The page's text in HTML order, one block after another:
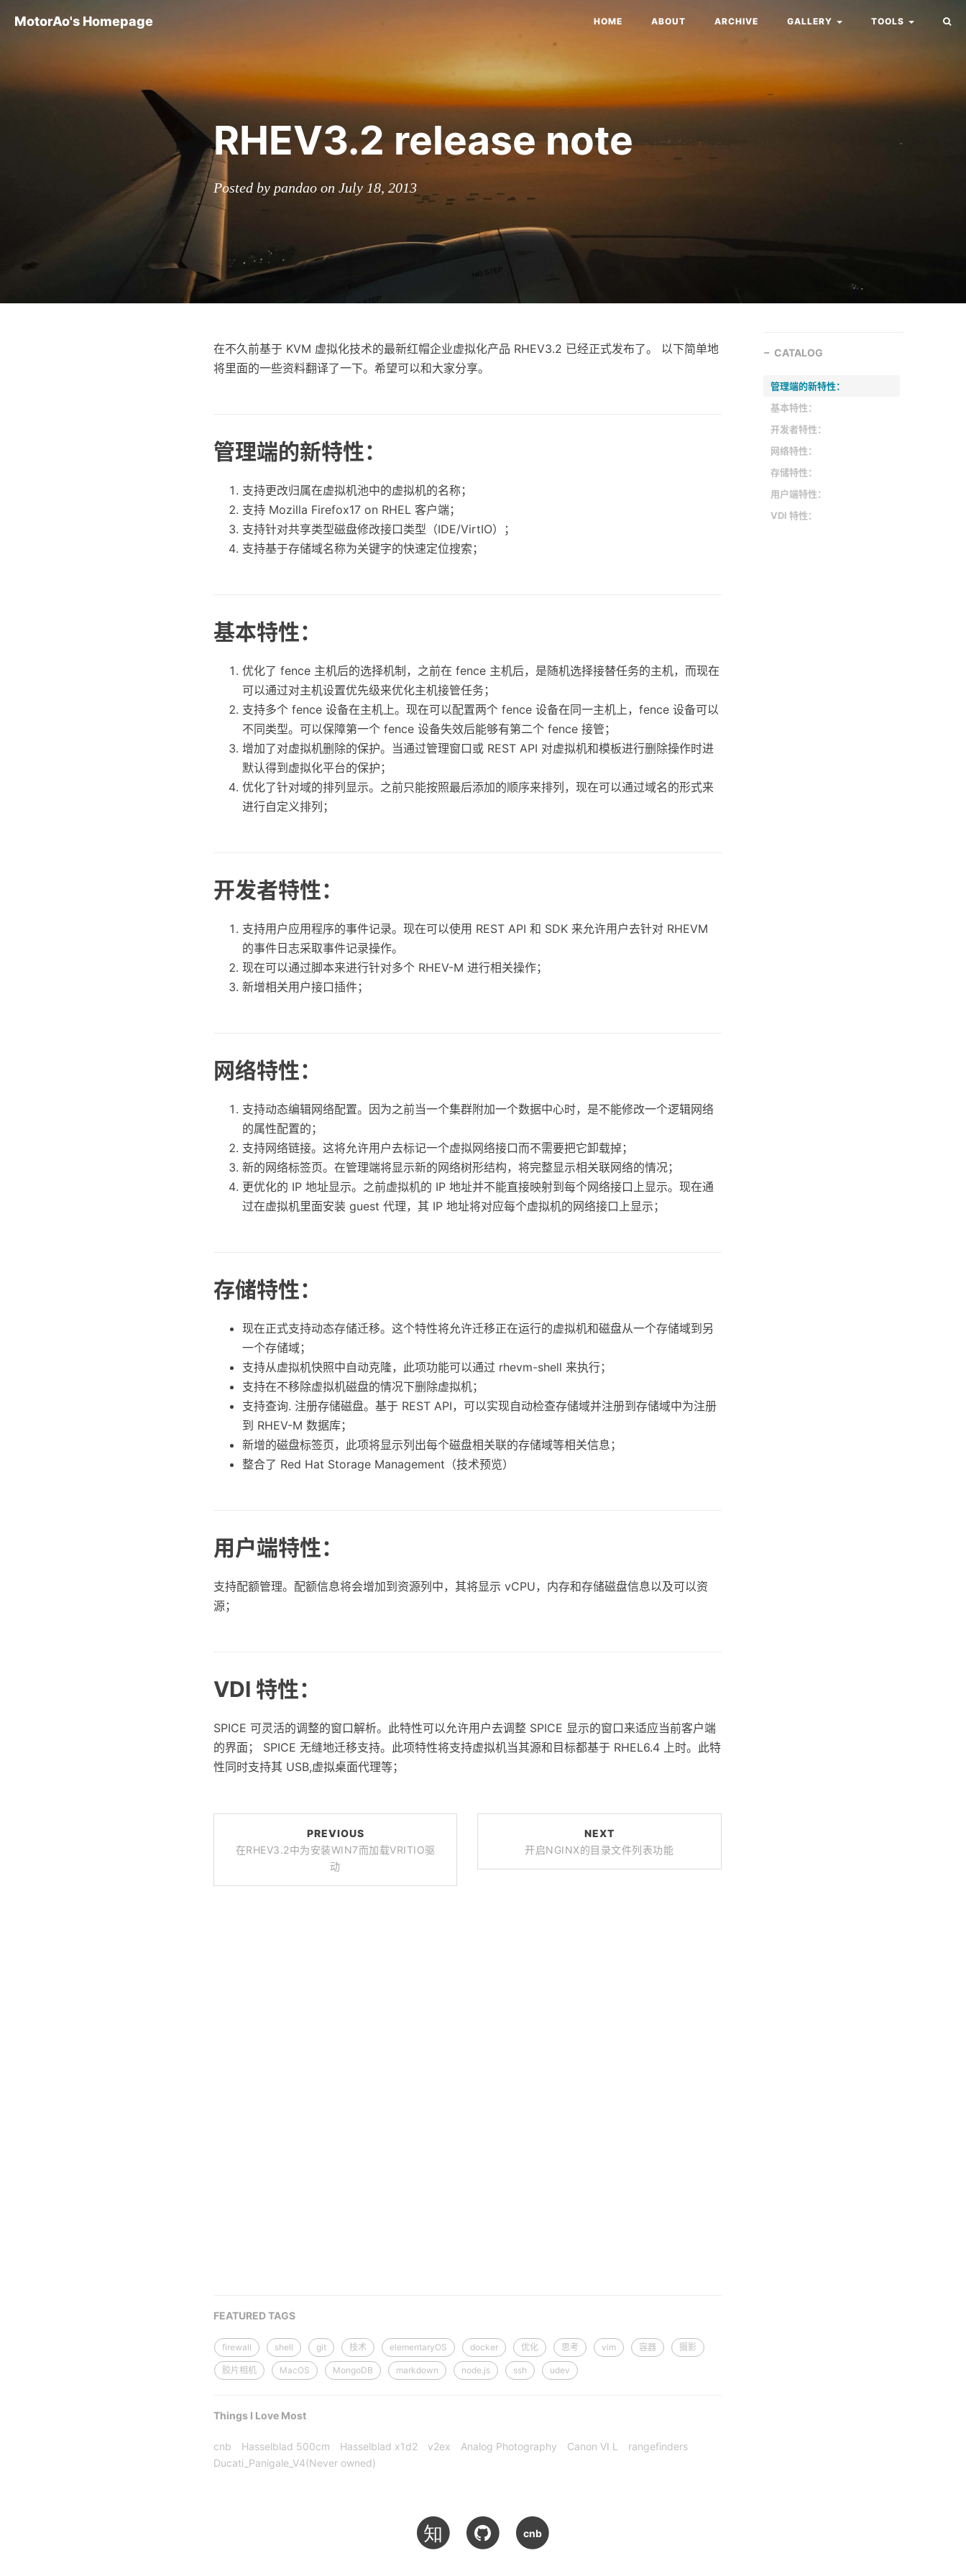
MotorAo's Homepage HOME ABOUT ARCHIVE GALLERY TOOLS
RHEV3.2 release note
Posted by pandao on July 18, 2013
在不久前基于 KVM 虚拟化技术的最新红帽企业虚拟化产品 RHEV3.2 已经正式发布了。 以下简单地
将里面的一些资料翻译了一下。希望可以和大家分享。
管理端的新特性：
支持更改归属在虚拟机池中的虚拟机的名称；
支持 Mozilla Firefox17 on RHEL 客户端；
支持针对共享类型磁盘修改接口类型（IDE/VirtIO）；
支持基于存储域名称为关键字的快速定位搜索；
基本特性：
优化了 fence 主机后的选择机制，之前在 fence 主机后，是随机选择接替任务的主机，而现在
可以通过对主机设置优先级来优化主机接管任务；
支持多个 fence 设备在主机上。现在可以配置两个 fence 设备在同一主机上，fence 设备可以
不同类型。可以保障第一个 fence 设备失效后能够有第二个 fence 接管；
增加了对虚拟机删除的保护。当通过管理窗口或 REST API 对虚拟机和模板进行删除操作时进
默认得到虚拟化平台的保护；
优化了针对域的排列显示。之前只能按照最后添加的顺序来排列，现在可以通过域名的形式来
进行自定义排列；
开发者特性：
支持用户应用程序的事件记录。现在可以使用 REST API 和 SDK 来允许用户去针对 RHEVM
的事件日志采取事件记录操作。
现在可以通过脚本来进行针对多个 RHEV-M 进行相关操作；
新增相关用户接口插件；
网络特性：
支持动态编辑网络配置。因为之前当一个集群附加一个数据中心时，是不能修改一个逻辑网络
的属性配置的；
支持网络链接。这将允许用户去标记一个虚拟网络接口而不需要把它卸载掉；
新的网络标签页。在管理端将显示新的网络树形结构，将完整显示相关联网络的情况；
更优化的 IP 地址显示。之前虚拟机的 IP 地址并不能直接映射到每个网络接口上显示。现在通
过在虚拟机里面安装 guest 代理，其 IP 地址将对应每个虚拟机的网络接口上显示；
存储特性：
现在正式支持动态存储迁移。这个特性将允许迁移正在运行的虚拟机和磁盘从一个存储域到另
一个存储域；
支持从虚拟机快照中自动克隆，此项功能可以通过 rhevm-shell 来执行；
支持在不移除虚拟机磁盘的情况下删除虚拟机；
支持查询. 注册存储磁盘。基于 REST API，可以实现自动检查存储域并注册到存储域中为注册
到 RHEV-M 数据库；
新增的磁盘标签页，此项将显示列出每个磁盘相关联的存储域等相关信息；
整合了 Red Hat Storage Management（技术预览）
用户端特性：
支持配额管理。配额信息将会增加到资源列中，其将显示 vCPU，内存和存储磁盘信息以及可以资
源；
VDI 特性：
SPICE 可灵活的调整的窗口解析。此特性可以允许用户去调整 SPICE 显示的窗口来适应当前客户端
的界面； SPICE 无缝地迁移支持。此项特性将支持虚拟机当其源和目标都基于 RHEL6.4 上时。此特
性同时支持其 USB,虚拟桌面代理等；
PREVIOUS
在RHEV3.2中为安装WIN7而加载VRITIO驱
动
NEXT
开启NGINX的目录文件列表功能
CATALOG
管理端的新特性：
基本特性：
开发者特性：
网络特性：
存储特性：
用户端特性：
VDI 特性：
FEATURED TAGS
firewall shell git 技术 elementaryOS docker 优化 思考 vim 容器 摄影
胶片相机 MacOS MongoDB markdown node.js ssh udev
Things I Love Most
cnb Hasselblad 500cm Hasselblad x1d2 v2ex Analog Photography Canon VI L
rangefinders
Ducati_Panigale_V4(Never owned)
知 cnb